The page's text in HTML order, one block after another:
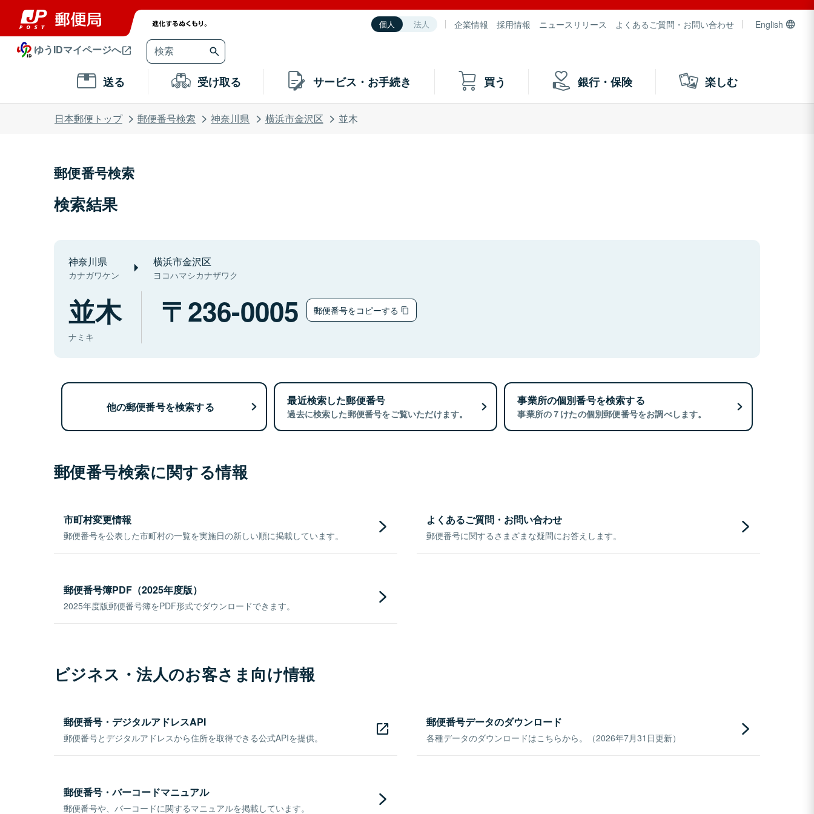
個人 法人 企業情報 採用情報 ニュースリリース よくあるご質問・お問い合わせ English
ゆうIDマイページへ
送る 受け取る サービス・お手続き 買う 銀行・保険 楽しむ
日本郵便トップ 郵便番号検索 神奈川県 横浜市金沢区 並木
郵便番号検索
検索結果
神奈川県
カナガワケン
横浜市金沢区
ヨコハマシカナザワク
並木
ナミキ
236-0005 郵便番号をコピーする
他の郵便番号を検索する 最近検索した郵便番号
過去に検索した郵便番号をご覧いただけます。
事業所の個別番号を検索する
事業所の７けたの個別郵便番号をお調べします。
郵便番号検索に関する情報
市町村変更情報
郵便番号を公表した市町村の一覧を実施日の新しい順に掲載しています。
よくあるご質問・お問い合わせ
郵便番号に関するさまざまな疑問にお答えします。
郵便番号簿PDF（2025年度版）
2025年度版郵便番号簿をPDF形式でダウンロードできます。
ビジネス・法人のお客さま向け情報
郵便番号・デジタルアドレスAPI
郵便番号とデジタルアドレスから住所を取得できる公式APIを提供。
郵便番号データのダウンロード
各種データのダウンロードはこちらから。（2026年7月31日更新）
郵便番号・バーコードマニュアル
郵便番号や、バーコードに関するマニュアルを掲載しています。